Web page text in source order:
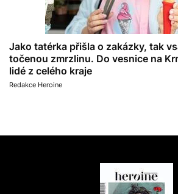
Jako tatérka přišla o zakázky, tak
točenou zmrzlinu. Do vesnice na
lidé z celého kraje
Redakce Heroine